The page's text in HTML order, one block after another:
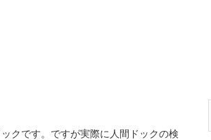
クです。 ですが実際に人間ドックの検